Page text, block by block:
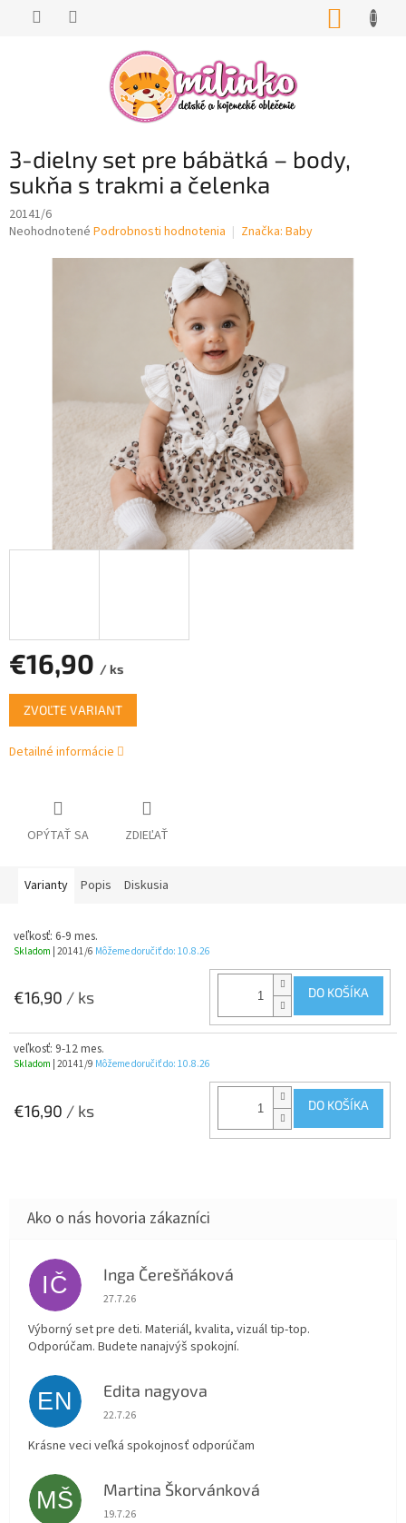
3-dielny set pre bábätká – body,
sukňa s trakmi a čelenka
20141/6
Priemerné
Neohodnotené Podrobnosti hodnotenia Značka: Baby
€16,90 / ks
Jednotková
cena:
ZVOĽTE VARIANT
Detailné informácie
OPÝTAŤ SA ZDIEĽAŤ
Varianty Popis Diskusia
veľkosť: 6-9 mes.
Skladom | 20141/6 Môžeme doručiť do: 10.8.26
€16,90 / ks DO KOŠÍKA
veľkosť: 9-12 mes.
Skladom | 20141/9 Môžeme doručiť do: 10.8.26
€16,90 / ks DO KOŠÍKA
IČ Inga Čerešňáková
Hodnotenie obchodu je 5 z 5 hviezdičiek.
27.7.26
Výborný set pre deti. Materiál, kvalita, vizuál tip-top.
Odporúčam. Budete nanajvýš spokojní.
EN Edita nagyova
Hodnotenie obchodu je 5 z 5 hviezdičiek.
22.7.26
Krásne veci veľká spokojnosť odporúčam
MŠ Martina Škorvánková
Hodnotenie obchodu je 5 z 5 hviezdičiek.
19.7.26